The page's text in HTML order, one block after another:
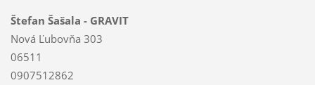
Štefan Šašala - GRAVIT
Nová Ľubovňa 303
06511
0907512862